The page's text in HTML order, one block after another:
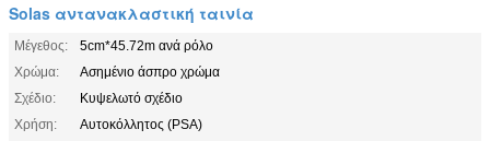
Solas αντανακλαστική ταινία
Μέγεθος:
5cm*45.72m ανά ρόλο
Χρώμα:
Ασημένιο άσπρο χρώμα
Σχέδιο:
Κυψελωτό σχέδιο
Χρήση:
Αυτοκόλλητος (PSA)